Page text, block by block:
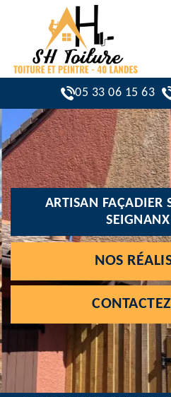
05 33 06 15 63
ARTISAN FAÇADIER
NOS